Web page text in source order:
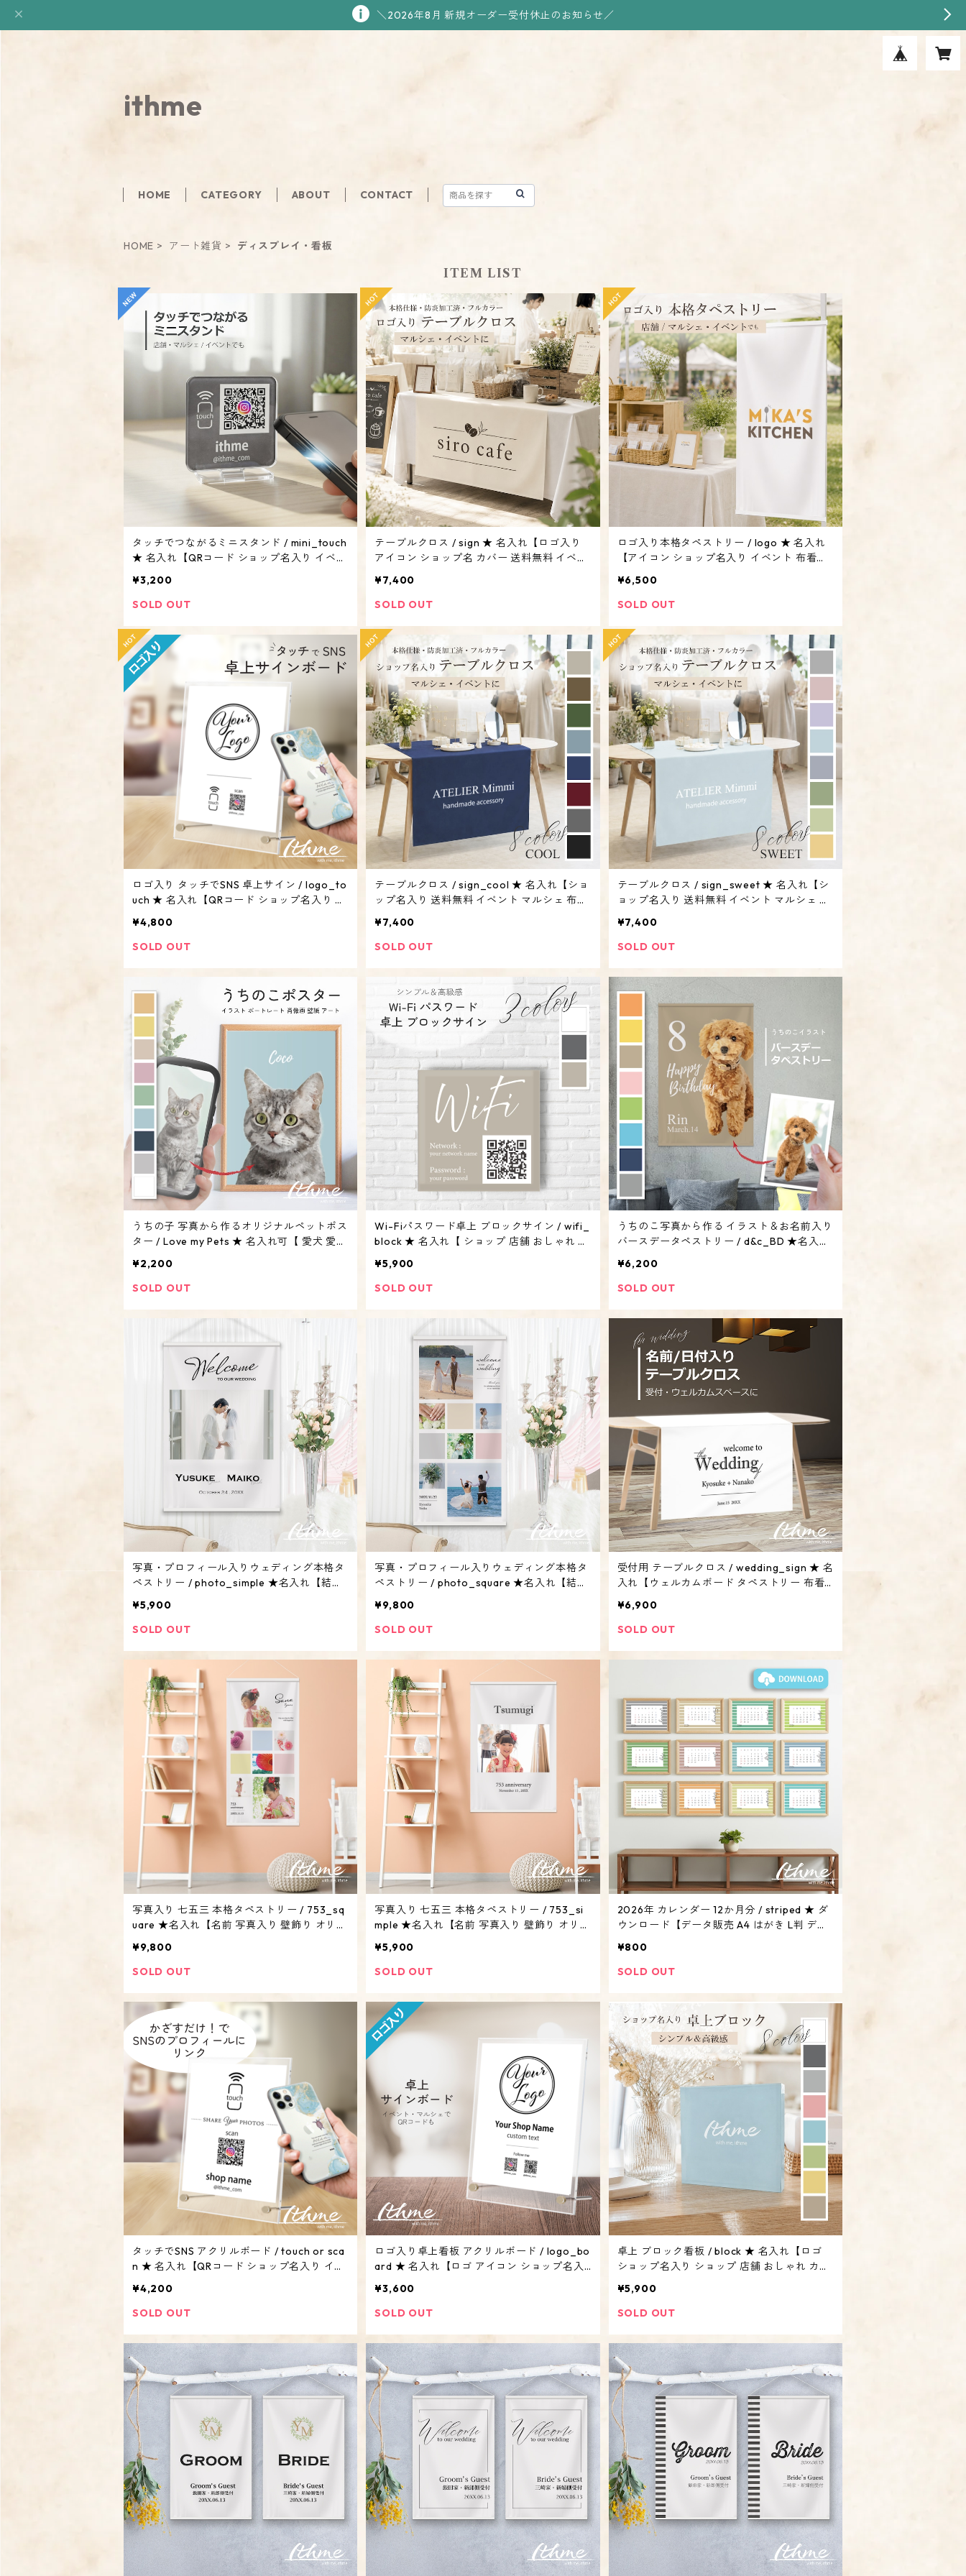
＼2026年8月 新規オーダー受付休止のお知らせ／
ithme
HOME CATEGORY ABOUT CONTACT
HOME アート雑貨 ディスプレイ・看板
ITEM LIST
タッチでつながるミニスタンド / mini_touch
★ 名入れ【QRコード ショップ名入り イベン
ーダーメイド 】
¥3,200
SOLD OUT
テーブルクロス / sign ★ 名入れ【ロゴ入り
アイコン ショップ名 カバー 送料無料 イベン
炎加工】
¥7,400
SOLD OUT
ロゴ入り本格タペストリー / logo ★ 名入れ
【アイコン ショップ名入り イベント 布看板
¥6,500
SOLD OUT
ロゴ入り タッチでSNS 卓上サイン / logo_to
uch ★ 名入れ【QRコード ショップ名入り イ
ジナル オーダーメイド 】
¥4,800
SOLD OUT
テーブルクロス / sign_cool ★ 名入れ【ショ
ップ名入り 送料無料 イベント マルシェ 布看
炎加工】
¥7,400
SOLD OUT
テーブルクロス / sign_sweet ★ 名入れ【シ
ョップ名入り 送料無料 イベント マルシェ 布
防炎加工】
¥7,400
SOLD OUT
うちの子 写真から作るオリジナルペットポス
ター / Love my Pets ★ 名入れ可【 愛犬 愛猫
アート 誕生日 デジタルデータ ディスプレイ
オーダーメイド】
¥2,200
SOLD OUT
Wi-Fiパスワード卓上 ブロックサイン / wifi_
block ★ 名入れ【 ショップ 店舗 おしゃれ Q
ド 】
¥5,900
SOLD OUT
うちのこ写真から作る イラスト＆お名前入り
バースデータペストリー / d&c_BD ★名入れ
イン ディスプレイ】
¥6,200
SOLD OUT
写真・プロフィール入りウェディング本格タ
ペストリー / photo_simple ★名入れ【結婚
イン スペース ディスプレイ】
¥5,900
SOLD OUT
写真・プロフィール入りウェディング本格タ
ペストリー / photo_square ★名入れ【結婚
イン スペース ディスプレイ】
¥9,800
SOLD OUT
受付用 テーブルクロス / wedding_sign ★ 名
入れ【ウェルカムボード タペストリー 布看
2次会 パーティー 日付入り 新郎新婦 名前入
り オリジナル 防炎加工】
¥6,900
SOLD OUT
写真入り 七五三 本格タペストリー / 753_sq
uare ★名入れ【名前 写真入り 壁飾り オリジ
¥9,800
SOLD OUT
写真入り 七五三 本格タペストリー / 753_si
mple ★名入れ【名前 写真入り 壁飾り オリジ
¥5,900
SOLD OUT
2026年 カレンダー 12か月分 / striped ★ ダ
ウンロード【データ販売 A4 はがき L判 デジ
¥800
SOLD OUT
タッチでSNS アクリルボード / touch or sca
n ★ 名入れ【QRコード ショップ名入り イベ
ド 】
¥4,200
SOLD OUT
ロゴ入り卓上看板 アクリルボード / logo_bo
ard ★ 名入れ【ロゴ アイコン ショップ名入
ーメイド QRコード】
¥3,600
SOLD OUT
卓上 ブロック看板 / block ★ 名入れ【ロゴ
ショップ名入り ショップ 店舗 おしゃれ カウ
¥5,900
SOLD OUT